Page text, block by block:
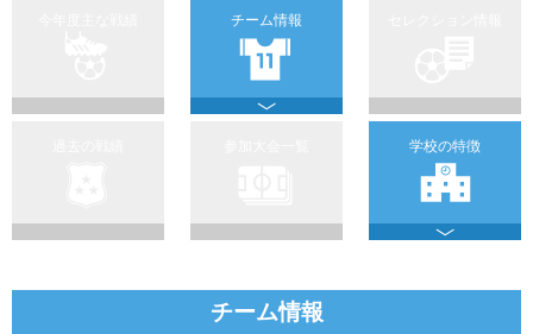
チーム情報
学校の特徴
チーム情報